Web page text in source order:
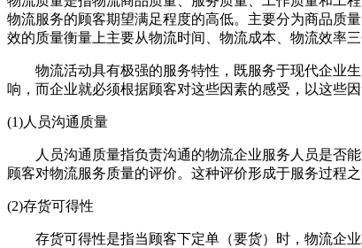
物流服务的顾客期望满足程度的高低。主要分为商品质
效的质量衡量上主要从物流时间、物流成本、物流效率三
物流活动具有极强的服务特性，既服务于现代企业生
响，而企业就必须根据顾客对这些因素的感受，以这些
(1)人员沟通质量
人员沟通质量指负责沟通的物流企业服务人员是否能
顾客对物流服务质量的评价。这种评价形成于服务过程
(2)存货可得性
存货可得性是指当顾客下定单（要货）时，物流企业